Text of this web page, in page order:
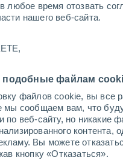
любое время отозвать
нашего веб-сайта.
подобные файлам
файлов cookie, вы все
мы сообщаем вам, что
по веб-сайту, но
Вы можете
кнопку «Отказаться».
21/03/2027
0 0 0
катабельных трасс в